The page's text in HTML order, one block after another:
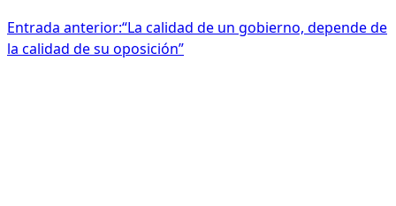
Entrada anterior:“La calidad de un gobierno, depende de
la calidad de su oposición”